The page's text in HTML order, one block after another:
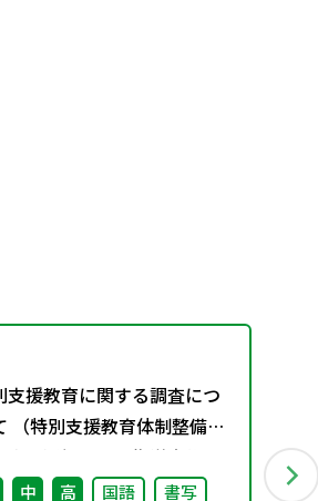
支援教育に関する調査につ
（特別支援教育体制整備状
査、通級による指導実施状
査）
中 高 国語
書写